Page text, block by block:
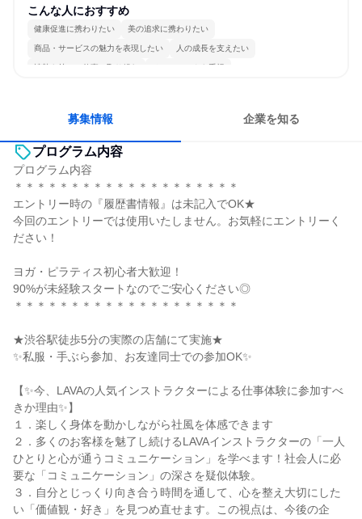
こんな人におすすめ
健康促進に携わりたい 美の追求に携わりたい
商品・サービスの魅力を表現したい 人の成長を支えたい
情熱を持って仕事に取り組む チームワークを重視
募集情報 企業を知る
プログラム内容
プログラム内容
＊＊＊＊＊＊＊＊＊＊＊＊＊＊＊＊＊＊＊＊
エントリー時の『履歴書情報』は未記入でOK★
今回のエントリーでは使用いたしません。お気軽にエントリーく
ださい！
ヨガ・ピラティス初心者大歓迎！
90%が未経験スタートなのでご安心ください◎
＊＊＊＊＊＊＊＊＊＊＊＊＊＊＊＊＊＊＊＊
★渋谷駅徒歩5分の実際の店舗にて実施★
✨私服・手ぶら参加、お友達同士での参加OK✨
【✨今、LAVAの人気インストラクターによる仕事体験に参加すべ
きか理由✨】
１．楽しく身体を動かしながら社風を体感できます
２．多くのお客様を魅了し続けるLAVAインストラクターの「一人
ひとりと心が通うコミュニケーション」を学べます！社会人に必
要な「コミュニケーション」の深さを疑似体験。
３．自分とじっくり向き合う時間を通して、心を整え大切にした
い「価値観・好き」を見つめ直せます。この視点は、今後の企